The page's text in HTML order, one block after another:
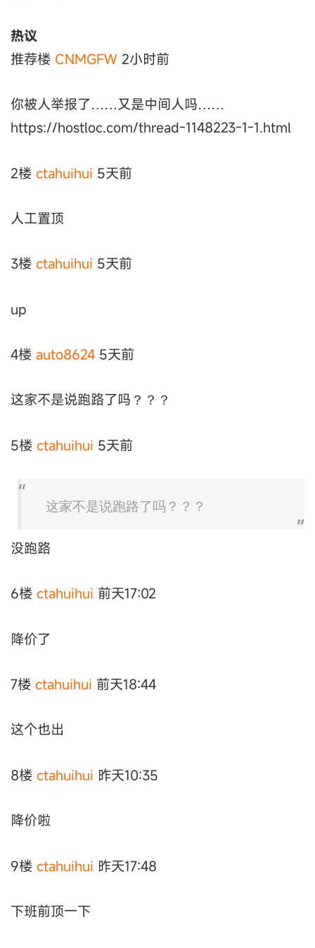
热议
推荐楼 CNMGFW 2小时前
你被人举报了……又是中间人吗……
https://hostloc.com/thread-1148223-1-1.html
2楼 ctahuihui 5天前
人工置顶
3楼 ctahuihui 5天前
up
4楼 auto8624 5天前
这家不是说跑路了吗？？？
5楼 ctahuihui 5天前
这家不是说跑路了吗？？？
没跑路
6楼 ctahuihui 前天17:02
降价了
7楼 ctahuihui 前天18:44
这个也出
8楼 ctahuihui 昨天10:35
降价啦
9楼 ctahuihui 昨天17:48
下班前顶一下